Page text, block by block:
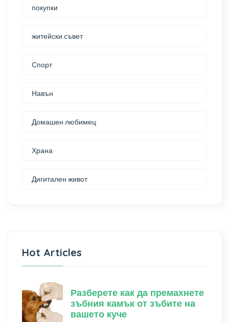
покупки
житейски съвет
Спорт
Навън
Домашен любимец
Храна
Дигитален живот
Hot Articles
Разберете как да премахнете
зъбния камък от зъбите на
вашето куче